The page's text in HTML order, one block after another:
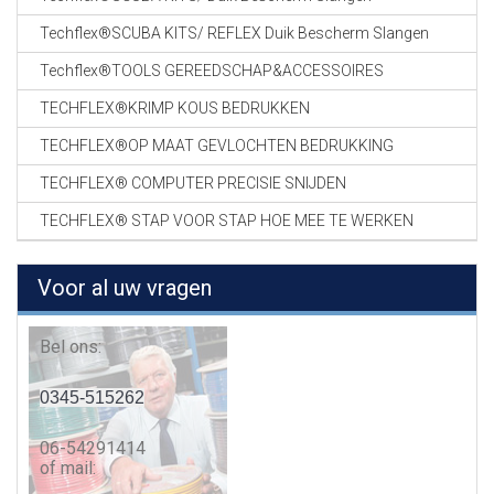
Techflex®SCUBA KITS/ REFLEX Duik Bescherm Slangen
Techflex®TOOLS GEREEDSCHAP&ACCESSOIRES
TECHFLEX®KRIMP KOUS BEDRUKKEN
TECHFLEX®OP MAAT GEVLOCHTEN BEDRUKKING
TECHFLEX® COMPUTER PRECISIE SNIJDEN
TECHFLEX® STAP VOOR STAP HOE MEE TE WERKEN
Voor al uw vragen
Bel ons:
0345-515262
06-54291414
of mail: